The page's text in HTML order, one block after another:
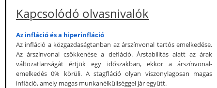
Kapcsolódó olvasnivalók
Az infláció és a hiperinfláció
Az infláció a közgazdaságtanban az árszínvonal tartós emelkedése.
Az árszínvonal csökkenése a defláció. Árstabilitás alatt az árak
változatlanságát értjük egy időszakban, ekkor a árszínvonal-
emelkedés 0% körüli. A stagfláció olyan viszonylagosan magas
infláció, amely magas munkanélküliséggel jár együtt.